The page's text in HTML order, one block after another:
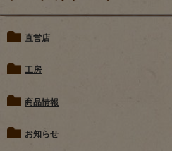
直営店
工房
商品情報
お知らせ